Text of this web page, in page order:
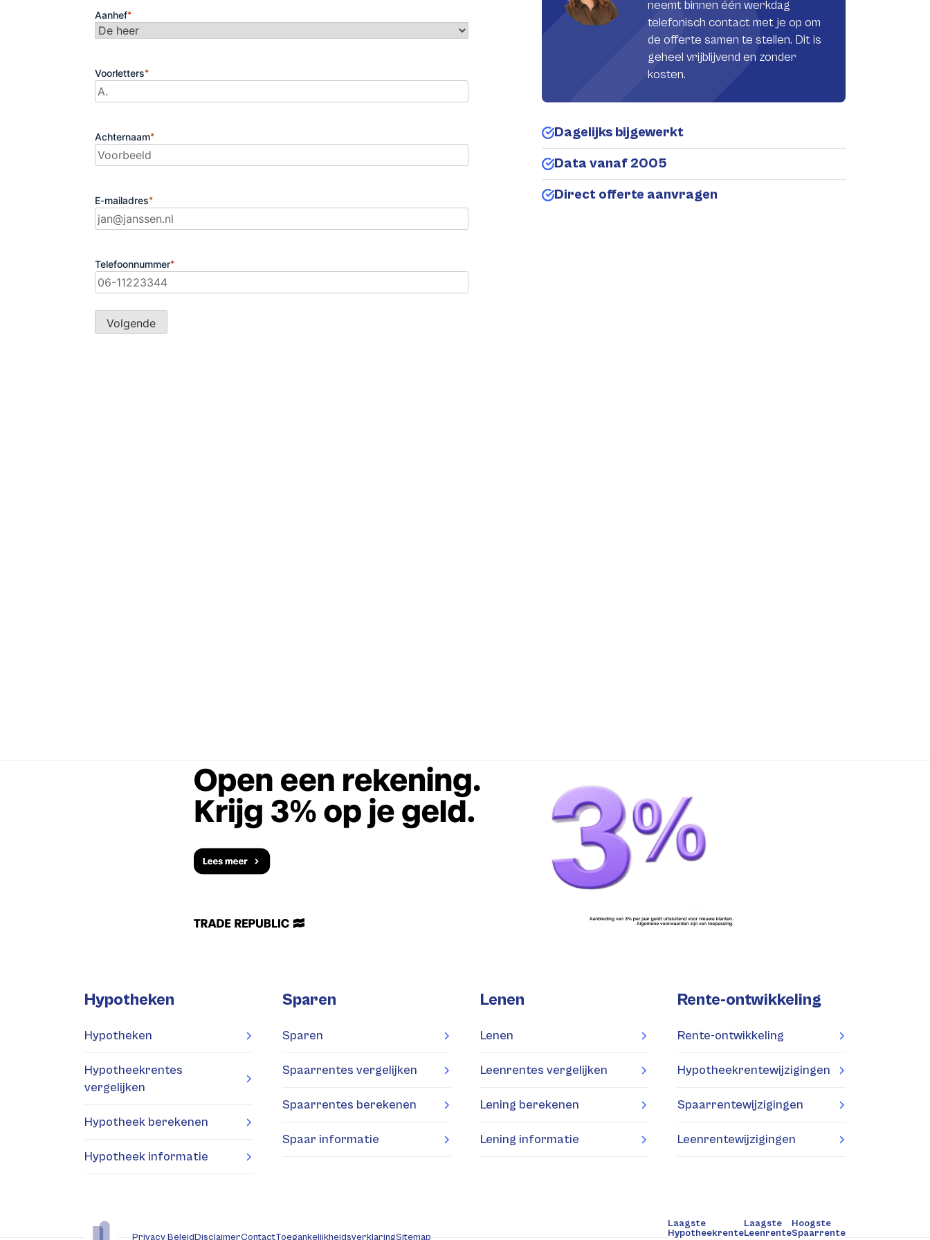
neemt binnen één werkdag
telefonisch contact met je op om
de offerte samen te stellen. Dit is
geheel vrijblijvend en zonder
kosten.
Dagelijks bijgewerkt
Data vanaf 2005
Direct offerte aanvragen
Hypotheken
Hypotheken
Hypotheekrentes
vergelijken
Hypotheek berekenen
Hypotheek informatie
Sparen
Sparen
Spaarrentes vergelijken
Spaarrentes berekenen
Spaar informatie
Lenen
Lenen
Leenrentes vergelijken
Lening berekenen
Lening informatie
Rente-ontwikkeling
Rente-ontwikkeling
Hypotheekrentewijzigingen
Spaarrentewijzigingen
Leenrentewijzigingen
Privacy BeleidDisclaimerContactToegankelijkheidsverklaringSitemap
Laagste
Hypotheekrente
Laagste
Leenrente
Hoogste
Spaarrente